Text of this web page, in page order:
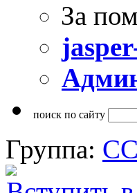
За
поиск по сайту
Группа: